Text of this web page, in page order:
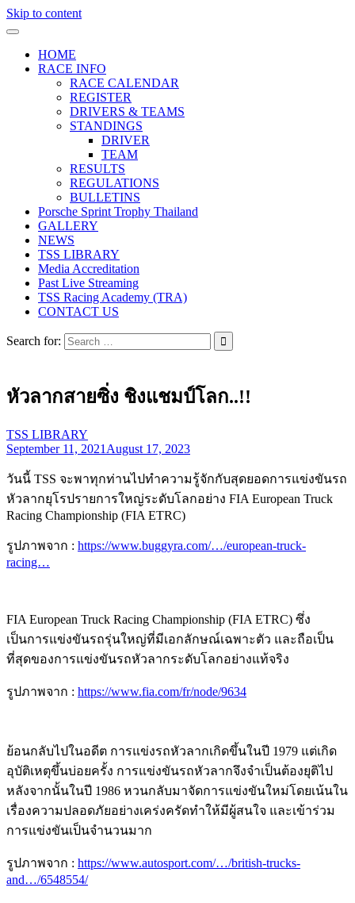
Skip to content
HOME
RACE INFO
RACE CALENDAR
REGISTER
DRIVERS & TEAMS
STANDINGS
DRIVER
TEAM
RESULTS
REGULATIONS
BULLETINS
Porsche Sprint Trophy Thailand
GALLERY
NEWS
TSS LIBRARY
Media Accreditation
Past Live Streaming
TSS Racing Academy (TRA)
CONTACT US
Search for:
หัวลากสายซิ่ง ชิงแชมป์โลก..!!
TSS LIBRARY
September 11, 2021 August 17, 2023
วันนี้ TSS จะพาทุกท่านไปทำความรู้จักกับสุดยอดการแข่งขันรถ
หัวลากยุโรปรายการใหญ่ระดับโลกอย่าง FIA European Truck
Racing Championship (FIA ETRC)
รูปภาพจาก : https://www.buggyra.com/…/european-truck-
racing…
FIA European Truck Racing Championship (FIA ETRC) ซึ่ง
เป็นการแข่งขันรถรุ่นใหญ่ที่มีเอกลักษณ์เฉพาะตัว และถือเป็น
ที่สุดของการแข่งขันรถหัวลากระดับโลกอย่างแท้จริง
รูปภาพจาก : https://www.fia.com/fr/node/9634
ย้อนกลับไปในอดีต การแข่งรถหัวลากเกิดขึ้นในปี 1979 แต่เกิด
อุบัติเหตุขึ้นบ่อยครั้ง การแข่งขันรถหัวลากจึงจำเป็นต้องยุติไป
หลังจากนั้นในปี 1986 หวนกลับมาจัดการแข่งขันใหม่โดยเน้นใน
เรื่องความปลอดภัยอย่างเคร่งครัดทำให้มีผู้สนใจ และเข้าร่วม
การแข่งขันเป็นจำนวนมาก
รูปภาพจาก : https://www.autosport.com/…/british-trucks-
and…/6548554/